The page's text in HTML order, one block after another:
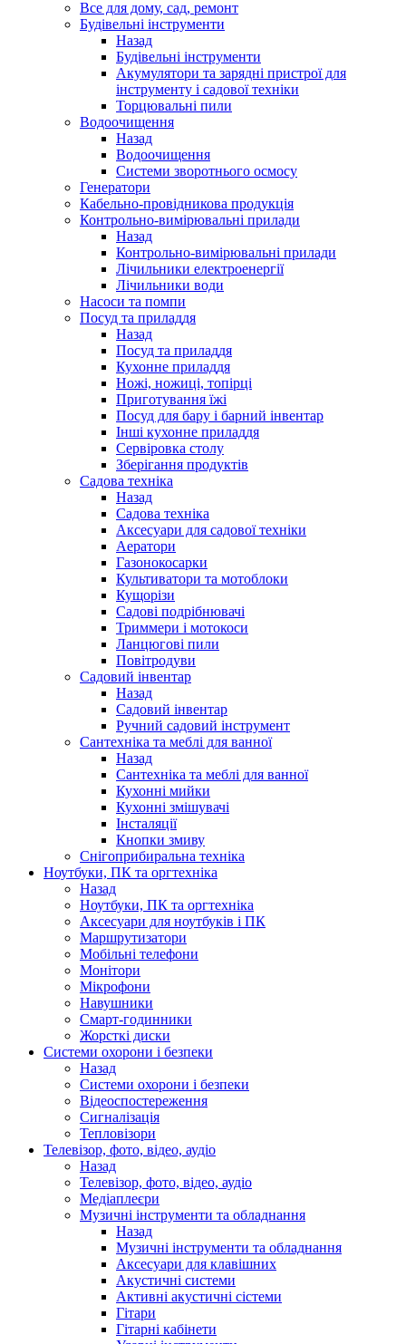
Все для дому, сад, ремонт
Будівельні інструменти
Назад
Будівельні інструменти
Акумулятори та зарядні пристрої для
інструменту і садової техніки
Торцювальні пили
Водоочищення
Назад
Водоочищення
Системи зворотнього осмосу
Генератори
Кабельно-провідникова продукція
Контрольно-вимірювальні прилади
Назад
Контрольно-вимірювальні прилади
Лічильники електроенергії
Лічильники води
Насоси та помпи
Посуд та приладдя
Назад
Посуд та приладдя
Кухонне приладдя
Ножі, ножиці, топірці
Приготування їжі
Посуд для бару і барний інвентар
Інші кухонне приладдя
Сервіровка столу
Зберігання продуктів
Садова техніка
Назад
Садова техніка
Аксесуари для садової техніки
Аератори
Газонокосарки
Культиватори та мотоблоки
Кущорізи
Садові подрібнювачі
Триммери і мотокоси
Ланцюгові пили
Повітродуви
Садовий інвентар
Назад
Садовий інвентар
Ручний садовий інструмент
Сантехніка та меблі для ванної
Назад
Сантехніка та меблі для ванної
Кухонні мийки
Кухонні змішувачі
Інсталяції
Кнопки змиву
Снігоприбиральна техніка
Ноутбуки, ПК та оргтехніка
Назад
Ноутбуки, ПК та оргтехніка
Аксесуари для ноутбуків і ПК
Маршрутизатори
Мобільні телефони
Монітори
Мікрофони
Навушники
Смарт-годинники
Жорсткі диски
Системи охорони і безпеки
Назад
Системи охорони і безпеки
Відеоспостереження
Сигналізація
Тепловізори
Телевізор, фото, відео, аудіо
Назад
Телевізор, фото, відео, аудіо
Медіаплеєри
Музичні інструменти та обладнання
Назад
Музичні інструменти та обладнання
Аксесуари для клавішних
Акустичні системи
Активні акустичні сістеми
Гітари
Гітарні кабінети